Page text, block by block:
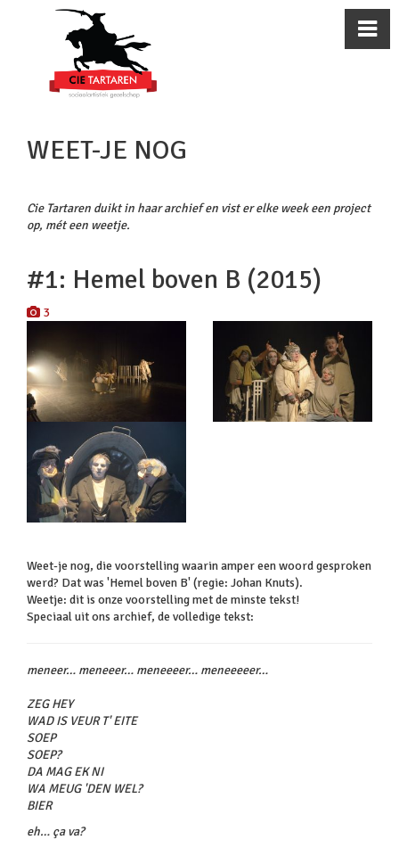
WEET-JE NOG
Cie Tartaren duikt in haar archief en vist er elke week een project
op, mét een weetje.
#1: Hemel boven B (2015)
3
Weet-je nog, die voorstelling waarin amper een woord gesproken
werd? Dat was 'Hemel boven B' (regie: Johan Knuts).
Weetje: dit is onze voorstelling met de minste tekst!
Speciaal uit ons archief, de volledige tekst:
meneer… meneeer… meneeeer… meneeeeer…
ZEG HEY
WAD IS VEUR T' EITE
SOEP
SOEP?
DA MAG EK NI
WA MEUG 'DEN WEL?
BIER
eh… ça va?